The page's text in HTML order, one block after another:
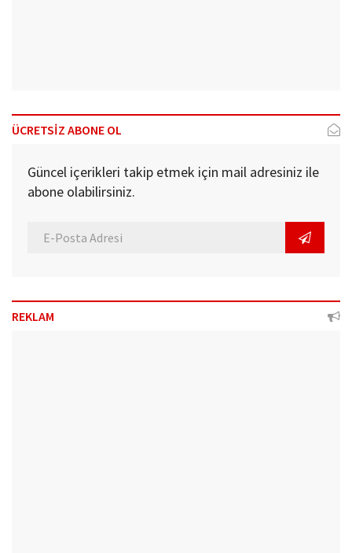
ÜCRETSİZ ABONE OL
Güncel içerikleri takip etmek için mail adresiniz ile
abone olabilirsiniz.
REKLAM